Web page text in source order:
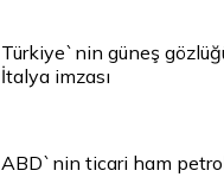
Türkiye`nin güneş
İtalya imzası
ABD`nin ticari ham